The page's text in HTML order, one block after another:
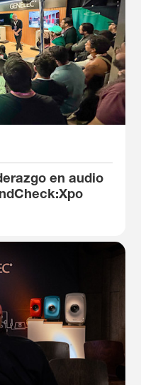
en audio